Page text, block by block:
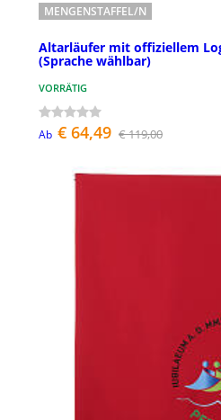
MENGENSTAFFEL/N
Altarläufer mit offiziellem
(Sprache wählbar)
VORRÄTIG
Ab € 64,49 € 119,00